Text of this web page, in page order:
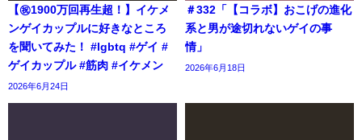
【㊗️1900万回再生超！】イケメ
ンゲイカップルに好きなところ
を聞いてみた！ #lgbtq #ゲイ #
ゲイカップル #筋肉 #イケメン
2026年6月24日
＃332「【コラボ】おこげの進化
系と男が途切れないゲイの事
情」
2026年6月18日